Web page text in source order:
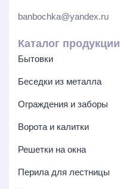
banbochka@yandex.ru
Каталог продукции
Бытовки
Беседки из металла
Ограждения и заборы
Ворота и калитки
Решетки на окна
Перила для лестницы